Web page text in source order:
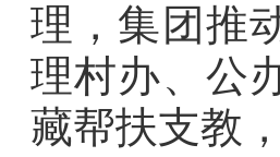
理，集团推
理村办、公
藏帮扶支教